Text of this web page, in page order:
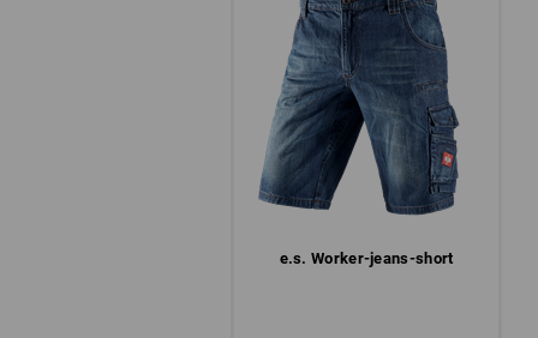
e.s. Worker-jeans-short